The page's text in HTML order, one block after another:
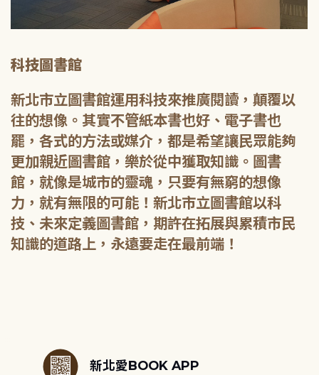
科技圖書館
新北市立圖書館運用科技來推廣閱讀，顛覆以
往的想像。其實不管紙本書也好、電子書也
罷，各式的方法或媒介，都是希望讓民眾能夠
更加親近圖書館，樂於從中獲取知識。圖書
館，就像是城市的靈魂，只要有無窮的想像
力，就有無限的可能！新北市立圖書館以科
技、未來定義圖書館，期許在拓展與累積市民
知識的道路上，永遠要走在最前端！
新北愛BOOK APP